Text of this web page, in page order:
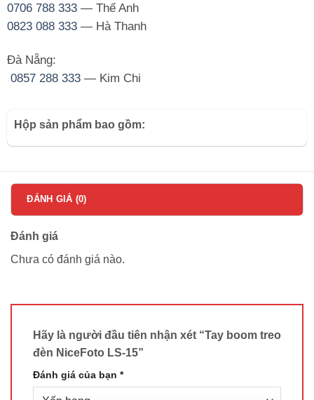
0706 788 333— Thế Anh
0823 088 333— Hà Thanh
Đà Nẵng:
0857 288 333— Kim Chi
Hộp sản phẩm bao gồm:
ĐÁNH GIÁ (0)
Đánh giá
Chưa có đánh giá nào.
Hãy là người đầu tiên nhận xét “Tay boom treo
đèn NiceFoto LS-15”
Đánh giá của bạn *